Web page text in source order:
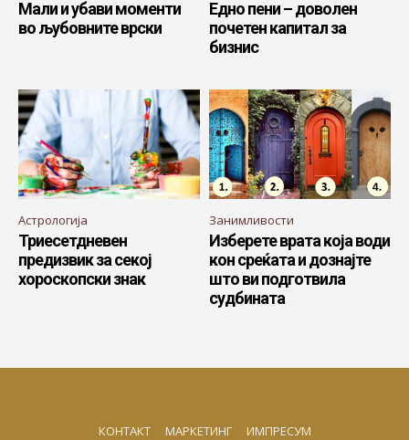
Мали и убави моменти
во љубовните врски
Едно пени – доволен
почетен капитал за
бизнис
Астрологија
Триесетдневен
предизвик за секој
хороскопски знак
Занимливости
Изберете врата која води
кон среќата и дознајте
што ви подготвила
судбината
КОНТАКТ МАРКЕТИНГ ИМПРЕСУМ